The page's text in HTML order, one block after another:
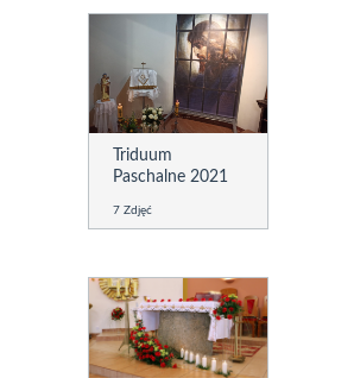
Triduum
Paschalne 2021
7 Zdjęć